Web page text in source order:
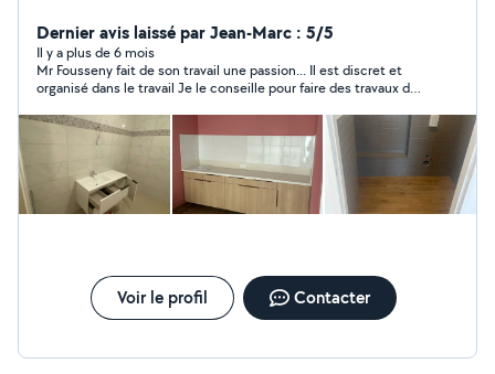
n'hésitez pas à me contacter merci
Dernier avis laissé par Jean-Marc : 5/5
Il y a plus de 6 mois
Mr Fousseny fait de son travail une passion... Il est discret et
organisé dans le travail Je le conseille pour faire des travaux de
Voir le profil Contacter